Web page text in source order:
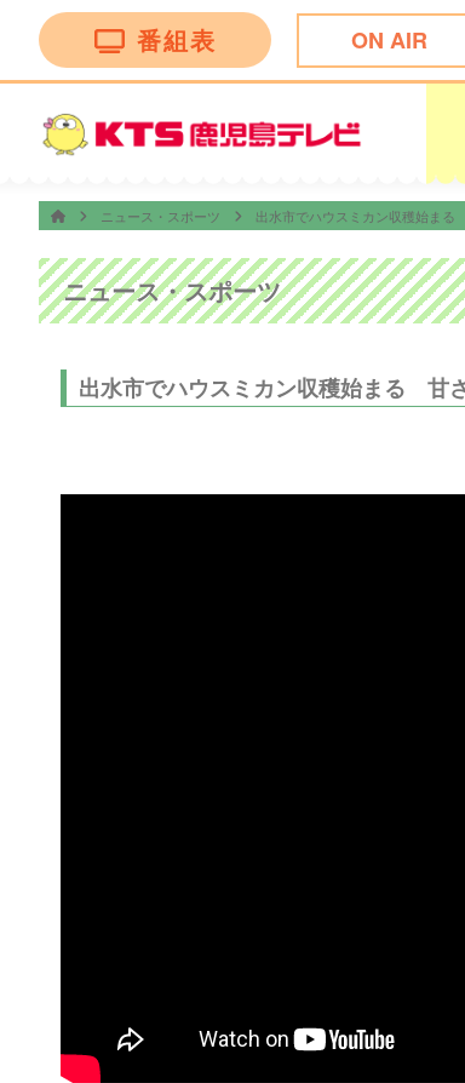
番組表 ON AIR
トークバラエティー”！ 18:30 ナマ・イキＶＯ
ニュース・スポーツ 出水市でハウスミカン収穫始まる
ニュース・スポーツ
出水市でハウスミカン収穫始まる 甘